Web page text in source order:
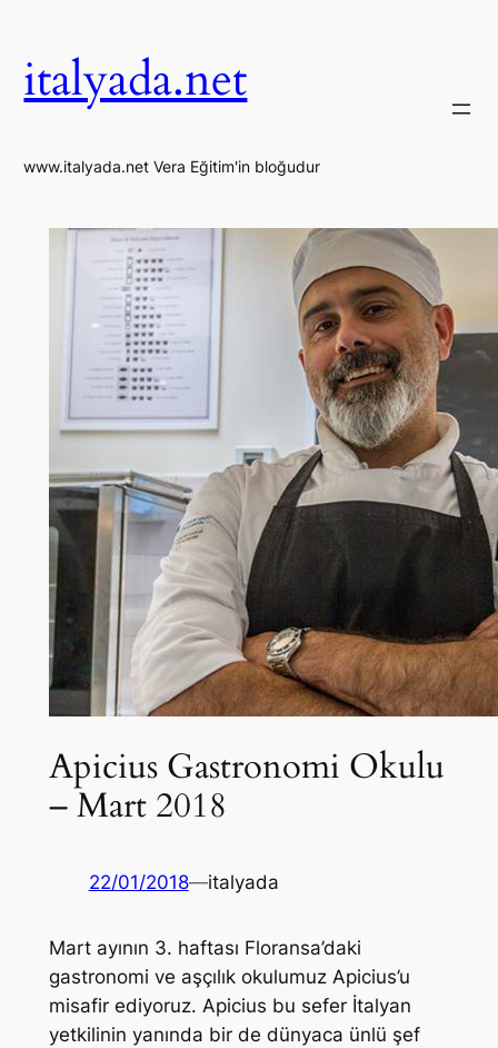
italyada.net
www.italyada.net Vera Eğitim'in bloğudur
Apicius Gastronomi Okulu
– Mart 2018
22/01/2018—italyada
Mart ayının 3. haftası Floransa’daki
gastronomi ve aşçılık okulumuz Apicius’u
misafir ediyoruz. Apicius bu sefer İtalyan
yetkilinin yanında bir de dünyaca ünlü şef